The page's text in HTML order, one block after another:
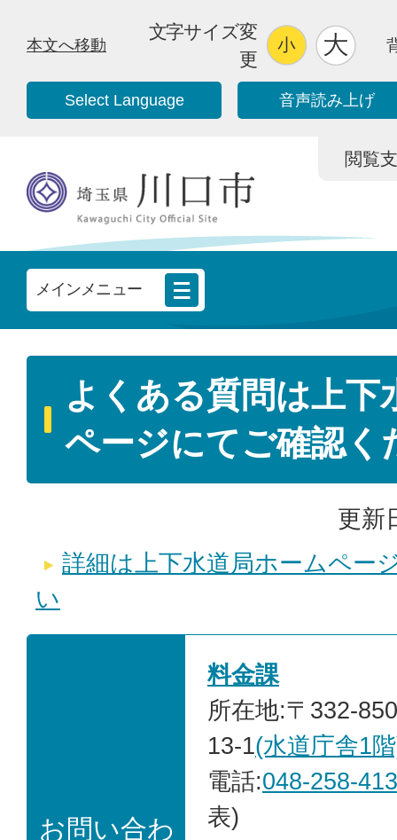
本文へ移動
文字サイズ変
更
Select Language 音声読み上げ
閲覧
メインメニュー
よくある質問は上下
ページにてご確認く
更新
詳細は上下水道局ホームペー
い
お問い合わ
料金課
所在地:〒332-
13-1(水道庁舎1
電話:048-258-
表)